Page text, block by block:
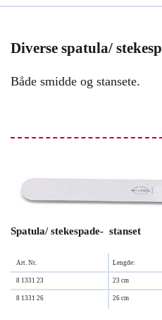
Diverse spatula/
Både smidde og stansete.
Spatula/ stekespade- stanset
Art. Nr. Lengde:
8 1331 23 23 cm
8 1331 26 26 cm